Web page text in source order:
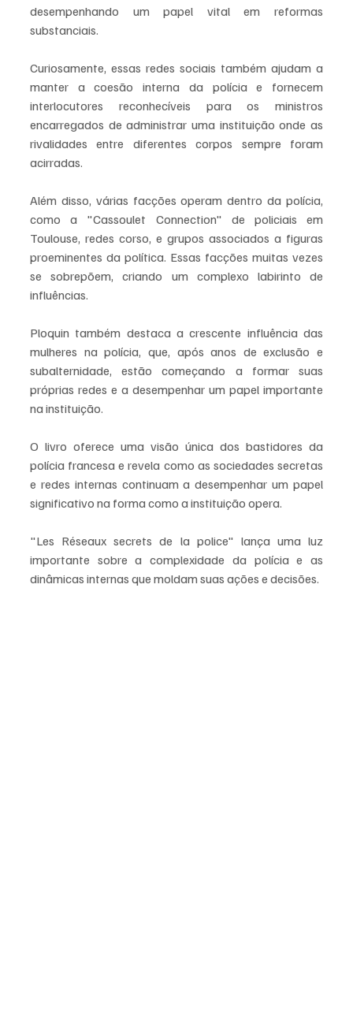
desempenhando um papel vital em reformas
substanciais.
Curiosamente, essas redes sociais também ajudam a
manter a coesão interna da polícia e fornecem
interlocutores reconhecíveis para os ministros
encarregados de administrar uma instituição onde as
rivalidades entre diferentes corpos sempre foram
acirradas.
Além disso, várias facções operam dentro da polícia,
como a "Cassoulet Connection" de policiais em
Toulouse, redes corso, e grupos associados a figuras
proeminentes da política. Essas facções muitas vezes
se sobrepõem, criando um complexo labirinto de
influências.
Ploquin também destaca a crescente influência das
mulheres na polícia, que, após anos de exclusão e
subalternidade, estão começando a formar suas
próprias redes e a desempenhar um papel importante
na instituição.
O livro oferece uma visão única dos bastidores da
polícia francesa e revela como as sociedades secretas
e redes internas continuam a desempenhar um papel
significativo na forma como a instituição opera.
"Les Réseaux secrets de la police" lança uma luz
importante sobre a complexidade da polícia e as
dinâmicas internas que moldam suas ações e decisões.